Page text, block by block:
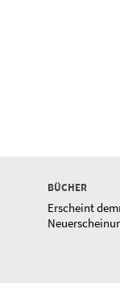
BÜCHER
Erscheint